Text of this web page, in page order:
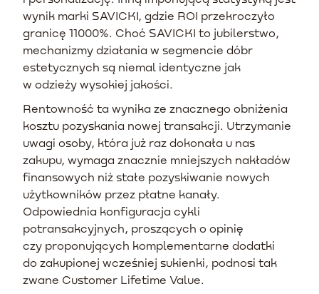
wynik marki SAVICKI, gdzie ROI przekroczyło
granicę 11000%. Choć SAVICKI to jubilerstwo,
mechanizmy działania w segmencie dóbr
estetycznych są niemal identyczne jak
w odzieży wysokiej jakości.
Rentowność ta wynika ze znacznego obniżenia
kosztu pozyskania nowej transakcji. Utrzymanie
uwagi osoby, która już raz dokonała u nas
zakupu, wymaga znacznie mniejszych nakładów
finansowych niż stałe pozyskiwanie nowych
użytkowników przez płatne kanały.
Odpowiednia konfiguracja cykli
potransakcyjnych, proszących o opinię
czy proponujących komplementarne dodatki
do zakupionej wcześniej sukienki, podnosi tak
zwane Customer Lifetime Value.